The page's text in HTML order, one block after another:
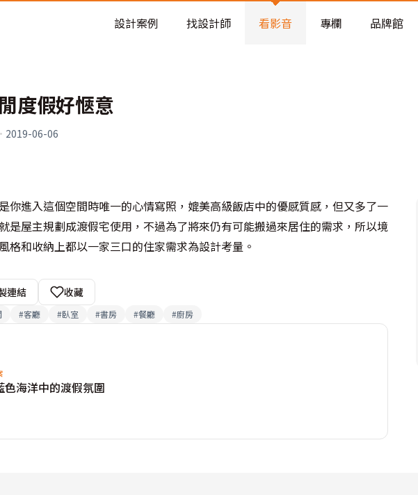
老屋預算分配與高 CP 值煥新術
設計案例 找設計師 看影音 專欄 品牌館
度假好愜意
· 2019-06-06
你進入這個空間時唯一的心情寫照，媲美高級飯店中的優感質感，但又多了一
是屋主規劃成渡假宅使用，不過為了將來仍有可能搬過來居住的需求，所以境
格和收納上都以一家三口的住家需求為設計考量。
連結
收藏
#客廳 #臥室 #書房 #餐廳 #廚房
色海洋中的渡假氛圍